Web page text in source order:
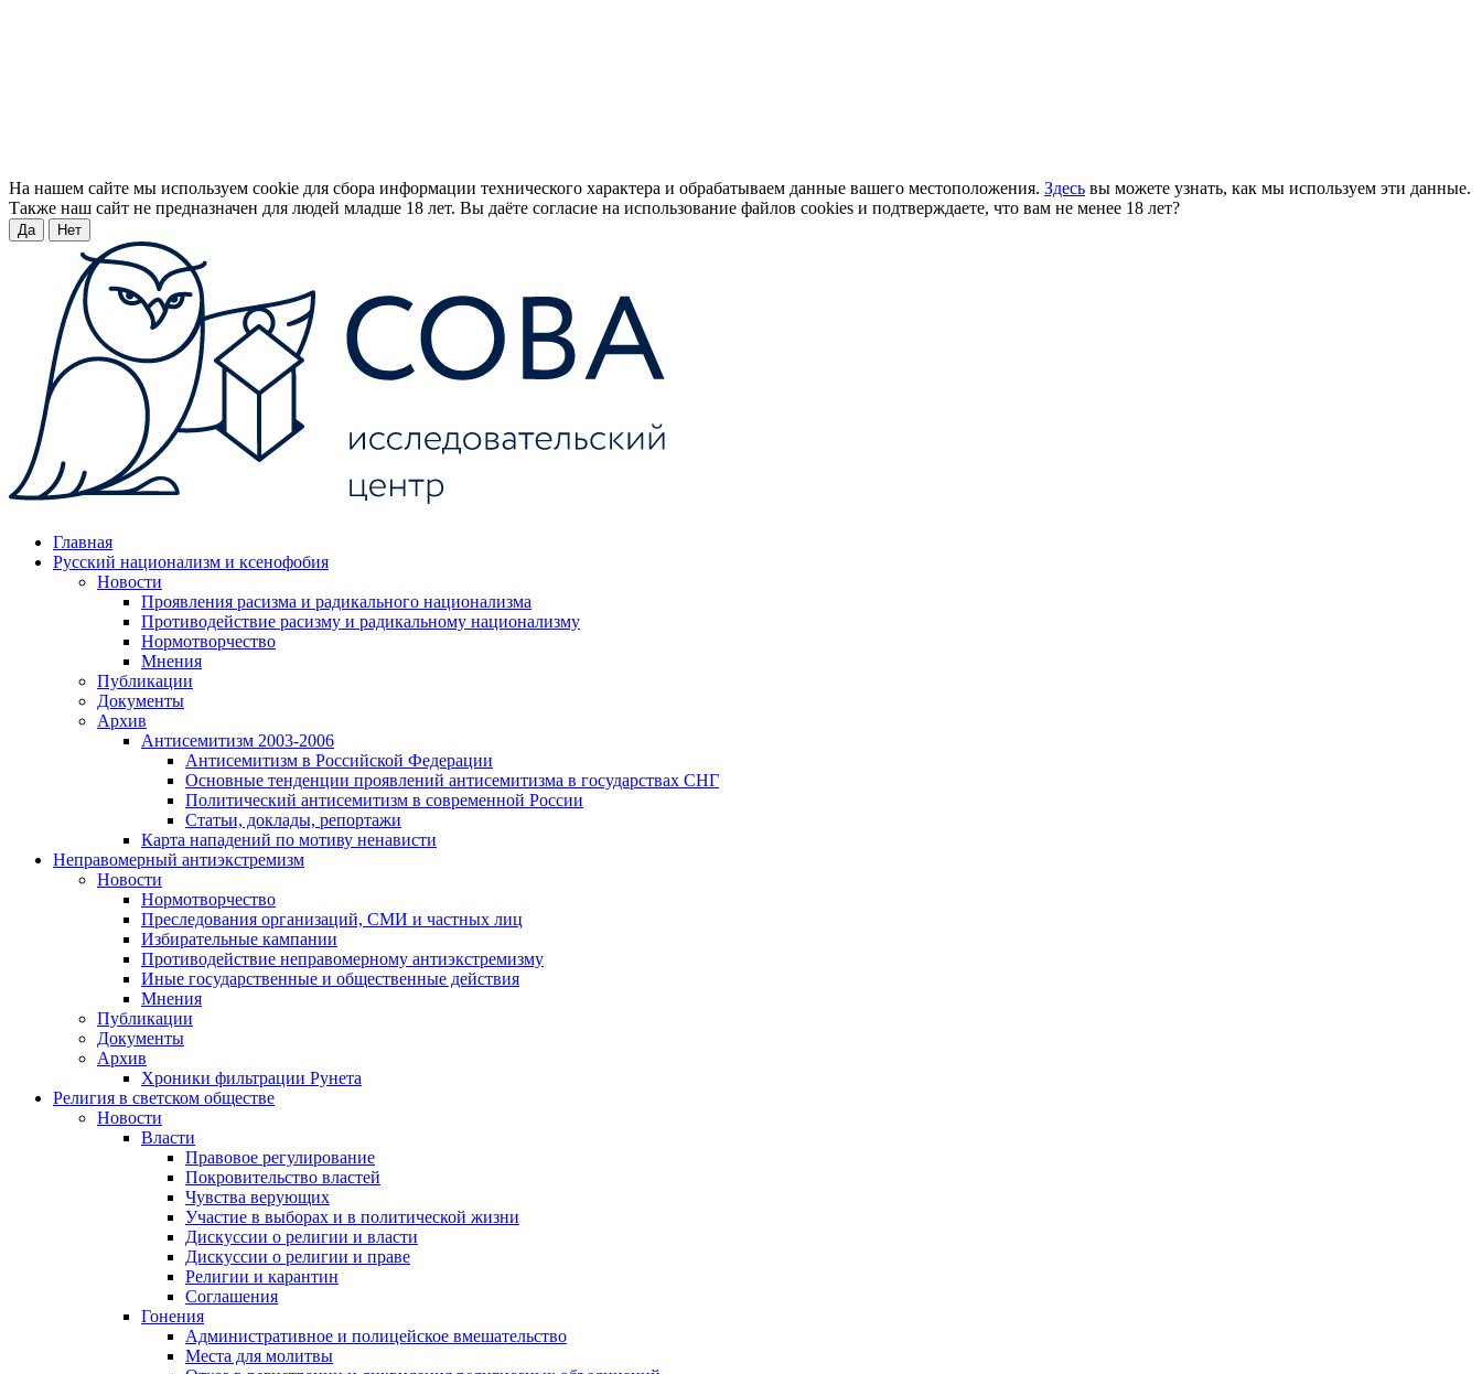
На нашем сайте мы используем cookie для сбора информации технического характера и обрабатываем данные вашего местоположения. Здесь вы можете узнать, как мы используем эти данные.
Также наш сайт не предназначен для людей младше 18 лет. Вы даёте согласие на использование файлов cookies и подтверждаете, что вам не менее 18 лет?
Да Нет
Главная
Русский национализм и ксенофобия
Новости
Проявления расизма и радикального национализма
Противодействие расизму и радикальному национализму
Нормотворчество
Мнения
Публикации
Документы
Архив
Антисемитизм 2003-2006
Антисемитизм в Российской Федерации
Основные тенденции проявлений антисемитизма в государствах СНГ
Политический антисемитизм в современной России
Статьи, доклады, репортажи
Карта нападений по мотиву ненависти
Неправомерный антиэкстремизм
Новости
Нормотворчество
Преследования организаций, СМИ и частных лиц
Избирательные кампании
Противодействие неправомерному антиэкстремизму
Иные государственные и общественные действия
Мнения
Публикации
Документы
Архив
Хроники фильтрации Рунета
Религия в светском обществе
Новости
Власти
Правовое регулирование
Покровительство властей
Чувства верующих
Участие в выборах и в политической жизни
Дискуссии о религии и власти
Дискуссии о религии и праве
Религии и карантин
Соглашения
Гонения
Административное и полицейское вмешательство
Места для молитвы